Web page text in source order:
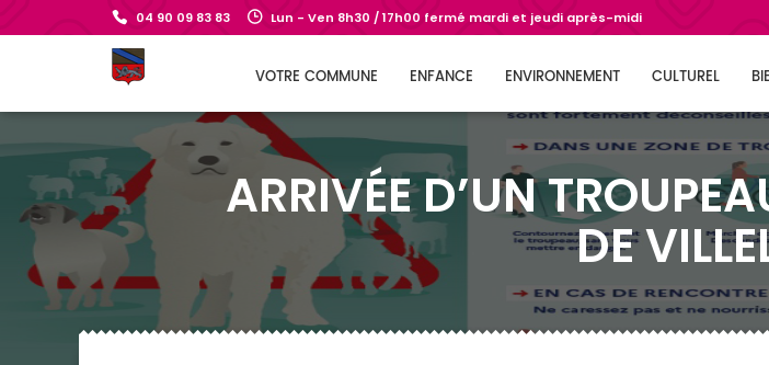
04 90 09 83 83 Lun - Ven 8h30 / 17h00 fermé mardi et jeudi après-midi
VOTRE COMMUNE ENFANCE ENVIRONNEMENT CULTUREL
ARRIVÉE D’UN
DE